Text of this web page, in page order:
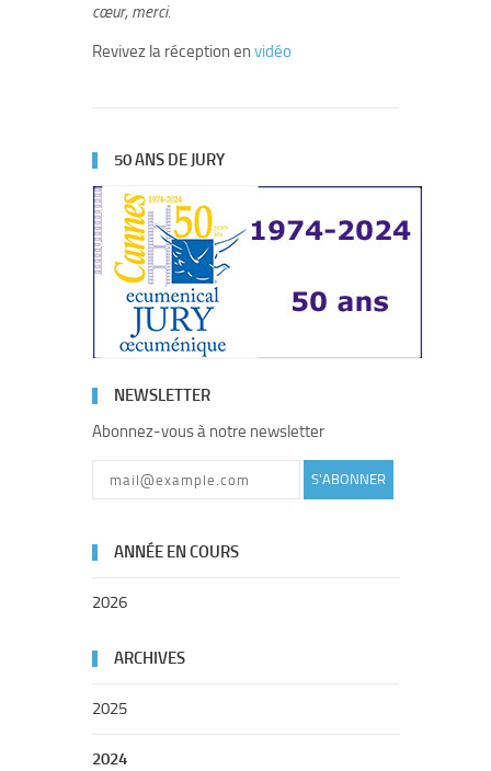
cœur, merci.
Revivez la réception en vidéo
50 ANS DE JURY
NEWSLETTER
Abonnez-vous à notre newsletter
S'ABONNER
ANNÉE EN COURS
2026
ARCHIVES
2025
2024